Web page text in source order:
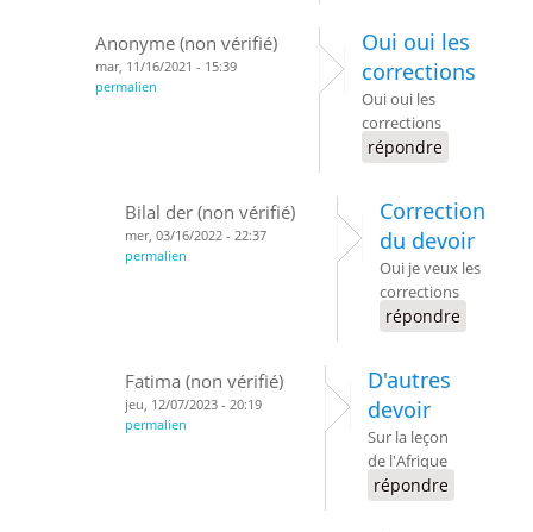
Anonyme (non vérifié)
mar, 11/16/2021 - 15:39
permalien
Oui oui les
corrections
Oui oui les
corrections
répondre
Bilal der (non vérifié)
mer, 03/16/2022 - 22:37
permalien
Correction
du devoir
Oui je veux les
corrections
répondre
Fatima (non vérifié)
jeu, 12/07/2023 - 20:19
permalien
D'autres
devoir
Sur la leçon
de l'Afrique
répondre